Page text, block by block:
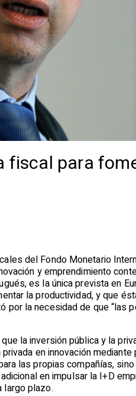
fiscal para
del Fondo Monetario
y emprendimiento
es la única prevista en
la productividad, y que
por la necesidad de que
la inversión pública y la
en innovación
las propias compañías,
en impulsar la I+D
largo plazo.